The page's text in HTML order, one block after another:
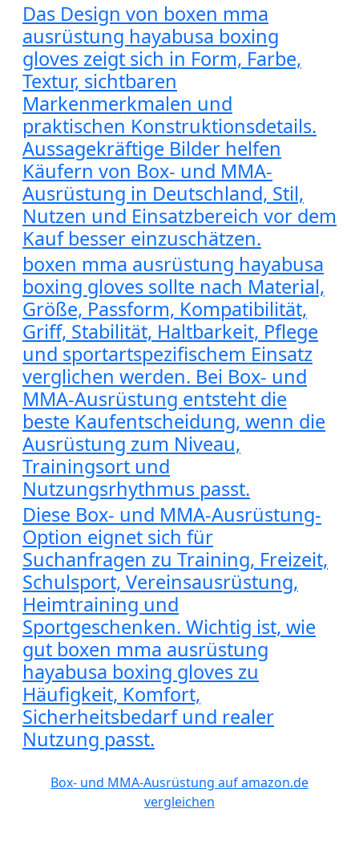
Das Design von boxen mma
ausrüstung hayabusa boxing
gloves zeigt sich in Form, Farbe,
Textur, sichtbaren
Markenmerkmalen und
praktischen Konstruktionsdetails.
Aussagekräftige Bilder helfen
Käufern von Box- und MMA-
Ausrüstung in Deutschland, Stil,
Nutzen und Einsatzbereich vor dem
Kauf besser einzuschätzen.
boxen mma ausrüstung hayabusa
boxing gloves sollte nach Material,
Größe, Passform, Kompatibilität,
Griff, Stabilität, Haltbarkeit, Pflege
und sportartspezifischem Einsatz
verglichen werden. Bei Box- und
MMA-Ausrüstung entsteht die
beste Kaufentscheidung, wenn die
Ausrüstung zum Niveau,
Trainingsort und
Nutzungsrhythmus passt.
Diese Box- und MMA-Ausrüstung-
Option eignet sich für
Suchanfragen zu Training, Freizeit,
Schulsport, Vereinsausrüstung,
Heimtraining und
Sportgeschenken. Wichtig ist, wie
gut boxen mma ausrüstung
hayabusa boxing gloves zu
Häufigkeit, Komfort,
Sicherheitsbedarf und realer
Nutzung passt.
Box- und MMA-Ausrüstung auf amazon.de
vergleichen